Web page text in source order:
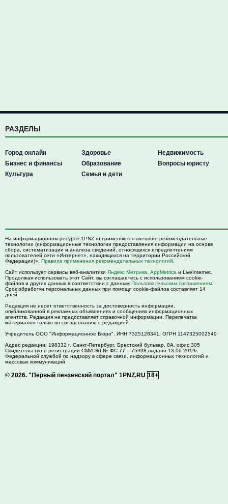
РАЗДЕЛЫ
Город онлайн
Бизнес и финансы
Культура
Здоровье
Образование
Семья и дети
Недвижимость
Вопросы юристу
На информационном ресурсе 1PNZ.ru применяются внешние рекомендательные
технологии (информационные технологии предоставления информации на основе
сбора, систематизации и анализа сведений, относящихся к предпочтениям
пользователей сети «Интернет», находящихся на территории Российской
Федерации)». Правила применения рекомендательных технологий
Сайт использует сервисы веб-аналитики Яндекс Метрика AppMetrica и LiveInternet.
Продолжая использовать этот Сайт, вы соглашаетесь с использованием cookie-
файлов и других данных в соответствии с данным Пользовательским соглашением
Срок обработки персональных данных при помощи cookie-файлов составляет 14
дней.
Редакция не несет ответственность за достоверность информации,
опубликованной в рекламных объявлениях и сообщениях информационных
агентств. Редакция не предоставляет справочной информации. Перепечатка
материалов только по согласованию с редакцией.
Учредитель ООО "Информационное Бюро". ИНН 7325128341, ОГРН 1147325002549
Адрес редакции: 198332 г. Санкт-Петербург, Брестский бульвар, 8А, офис 305
Свидетельство о регистрации СМИ ЭЛ № ФС 77 – 75998 выдано 13.06.2019г.
Федеральной службой по надзору в сфере связи, информационных технологий и
массовых коммуникаций
© 2026. "Первый пензенский портал" 1PNZ.RU 18+